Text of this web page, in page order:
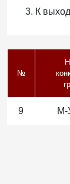
К
№
9 М-